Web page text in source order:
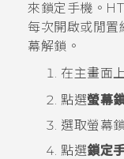
登入
來鎖定手機。
每次開啟或閒置
幕解鎖。
在主畫面
點選螢幕
選取螢幕
點選鎖定